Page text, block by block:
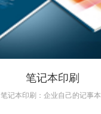
笔记本印刷
笔记本印刷：企业自己的记事本